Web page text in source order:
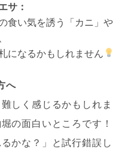
サ：
食い気を誘う「カニ」や
になるかもしれません
へ
しく感じるかもしれま
の面白いところです！
かな？」と試行錯誤し